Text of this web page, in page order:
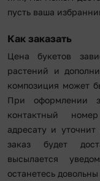
пусть ваша
Как заказать
Цена букетов
растений и
композиция может
При оформлении
контактный
адресату и
заказ будет
высылается
останетесь